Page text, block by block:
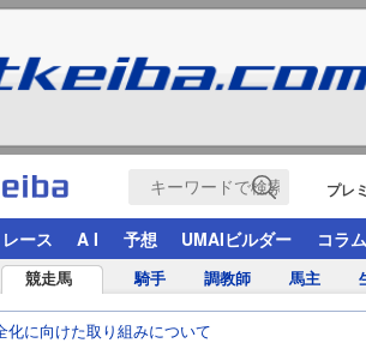
プレ
レース A I 予想 UMAIビルダー コラム
競走馬 騎手 調教師 馬主
化に向けた取り組みについて